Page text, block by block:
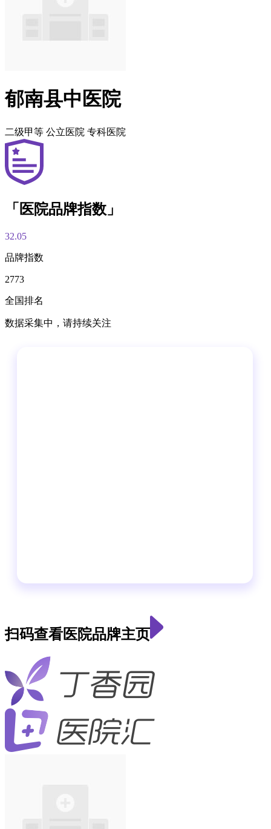
郁南县中医院
二级甲等 公立医院 专科医院
「医院品牌指数」
32.05
品牌指数
2773
全国排名
数据采集中，请持续关注
扫码查看医院品牌主页